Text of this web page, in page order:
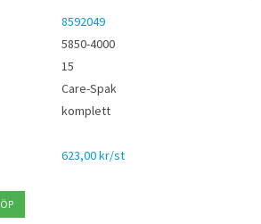
8592049
5850-4000
15
Care-Spak
komplett
623,00 kr/st